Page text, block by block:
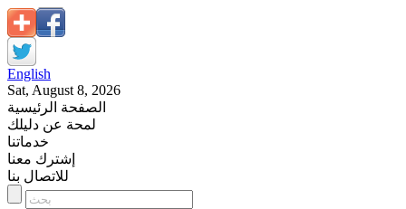
English
Sat, August 8, 2026
الصفحة الرئيسية
لمحة عن دليلك
خدماتنا
إشترك معنا
للاتصال بنا